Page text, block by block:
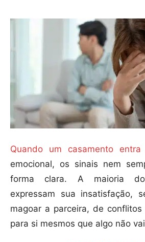
Quando um casamento
emocional, os sinais nem
forma clara. A maioria
expressam sua insatisfação,
magoar a parceira, de
para si mesmos que algo não